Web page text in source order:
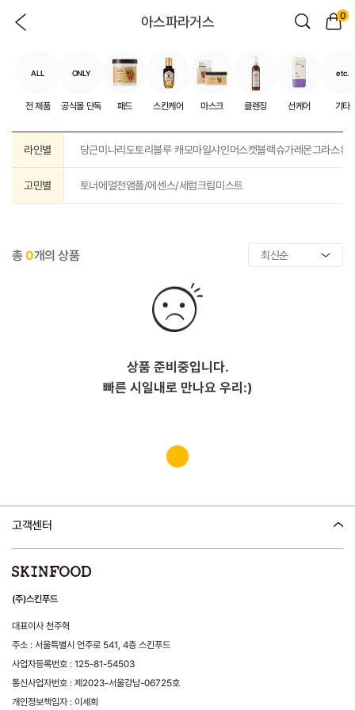
아스파라거스 0
ALL
전 제품
ONLY
공식몰 단독 패드 스킨케어 마스크 클렌징 선케어
etc.
기타
라인별 당근미나리도토리블루 캐모마일샤인머스캣블랙슈가레몬그라스유
고민별 토너에멀전앰플/에센스/세럼크림미스트
총0개의 상품
상품 준비중입니다.
빠른 시일내로 만나요 우리:)
고객센터
(주)스킨푸드
대표이사 천주혁
주소 : 서울특별시 언주로 541, 4층 스킨푸드
사업자등록번호 : 125-81-54503
통신사업자번호 : 제2023-서울강남-06725호
개인정보책임자 : 이세희